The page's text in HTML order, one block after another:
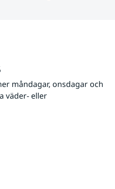
måndagar, onsdagar och
väder- eller